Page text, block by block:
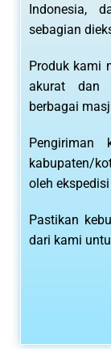
Indonesia,
sebagian
Produk kami
akurat dan
berbagai
kabupaten/
oleh
Pastikan
dari kami